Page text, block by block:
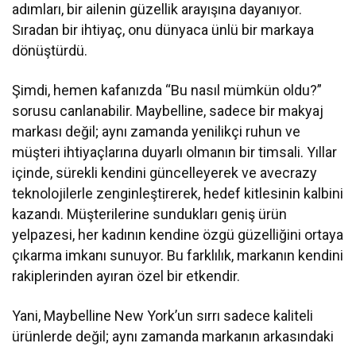
adımları, bir ailenin güzellik arayışına dayanıyor.
Sıradan bir ihtiyaç, onu dünyaca ünlü bir markaya
dönüştürdü.
Şimdi, hemen kafanızda “Bu nasıl mümkün oldu?”
sorusu canlanabilir. Maybelline, sadece bir makyaj
markası değil; aynı zamanda yenilikçi ruhun ve
müşteri ihtiyaçlarına duyarlı olmanın bir timsali. Yıllar
içinde, sürekli kendini güncelleyerek ve avecrazy
teknolojilerle zenginleştirerek, hedef kitlesinin kalbini
kazandı. Müşterilerine sundukları geniş ürün
yelpazesi, her kadının kendine özgü güzelliğini ortaya
çıkarma imkanı sunuyor. Bu farklılık, markanın kendini
rakiplerinden ayıran özel bir etkendir.
Yani, Maybelline New York’un sırrı sadece kaliteli
ürünlerde değil; aynı zamanda markanın arkasındaki